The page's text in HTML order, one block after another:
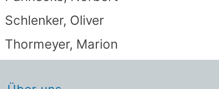
Schlenker, Oliver
Thormeyer, Marion